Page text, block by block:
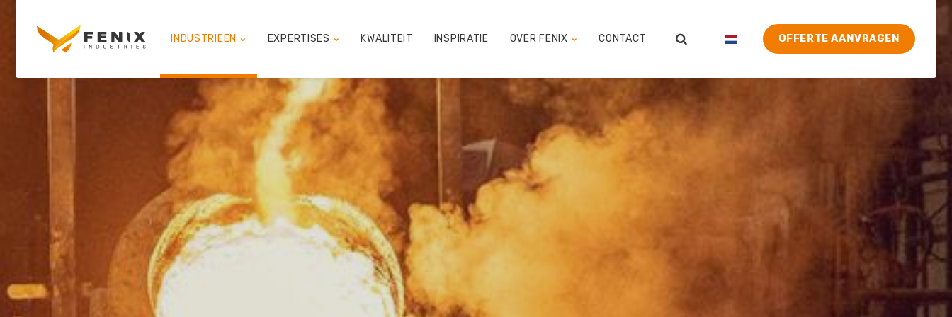
INDUSTRIEËN EXPERTISES KWALITEIT INSPIRATIE OVER FENIX CONTACT OFFERTE AANVRAGEN